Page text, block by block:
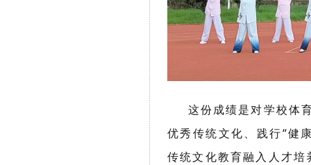
这份成绩是对学校体育
优秀传统文化、践行“健
传统文化教育融入人才